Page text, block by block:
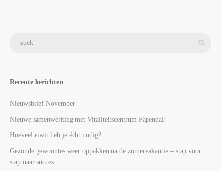
Recente berichten
Nieuwsbrief November
Nieuwe samenwerking met Vitaliteitscentrum Papendal!
Hoeveel eiwit heb je écht nodig?
Gezonde gewoontes weer oppakken na de zomervakantie – stap voor
stap naar succes